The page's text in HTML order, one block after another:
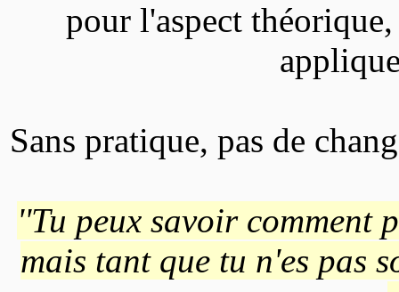
pour l'aspect
Sans pratique, pas de
''Tu peux savoir comment
mais tant que tu n'es pas